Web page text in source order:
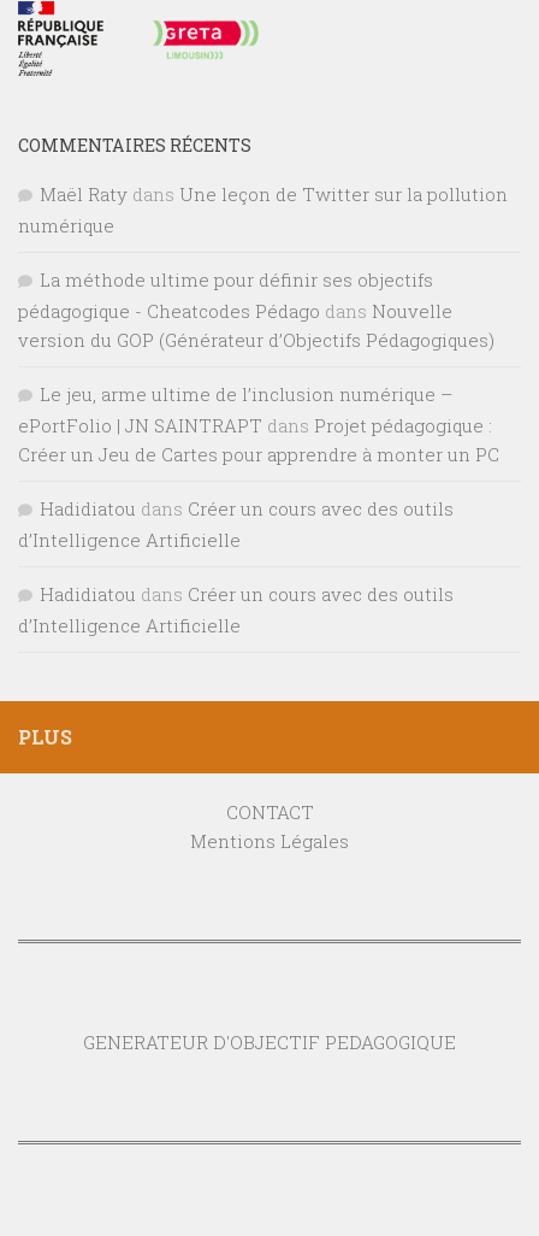
COMMENTAIRES RÉCENTS
Maël Raty dans Une leçon de Twitter sur la pollution
numérique
La méthode ultime pour définir ses objectifs
pédagogique - Cheatcodes Pédago dans Nouvelle
version du GOP (Générateur d’Objectifs Pédagogiques)
Le jeu, arme ultime de l’inclusion numérique –
ePortFolio | JN SAINTRAPT dans Projet pédagogique :
Créer un Jeu de Cartes pour apprendre à monter un PC
Hadidiatou dans Créer un cours avec des outils
d’Intelligence Artificielle
Hadidiatou dans Créer un cours avec des outils
d’Intelligence Artificielle
PLUS
CONTACT
Mentions Légales
GENERATEUR D'OBJECTIF PEDAGOGIQUE